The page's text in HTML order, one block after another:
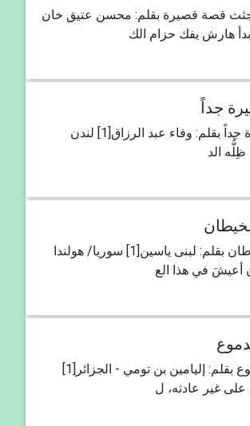
قصة قصيرة بقلم: محسن عتيق خان
بدأ هارش يفك حزام الك
جداً
قصص قصيرة جداً بقلم: وفاء عبد الرزاق[1] لندن
الد
وابلٌ من الخيطان بقلم: لبنى ياسين[1] سوريا/ هولندا
في هذا الع
قبر لكل الدموع بقلم: إليامين بن تومي - الجزائر[1]